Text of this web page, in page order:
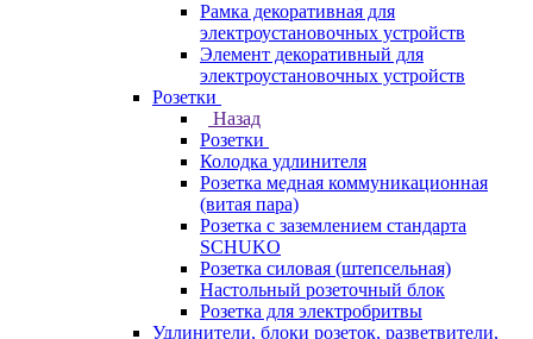
Рамка декоративная для
электроустановочных устройств
Элемент декоративный для
электроустановочных устройств
Розетки
Назад
Розетки
Колодка удлинителя
Розетка медная коммуникационная
(витая пара)
Розетка с заземлением стандарта
SCHUKO
Розетка силовая (штепсельная)
Настольный розеточный блок
Розетка для электробритвы
Удлинители, блоки розеток, разветвители,